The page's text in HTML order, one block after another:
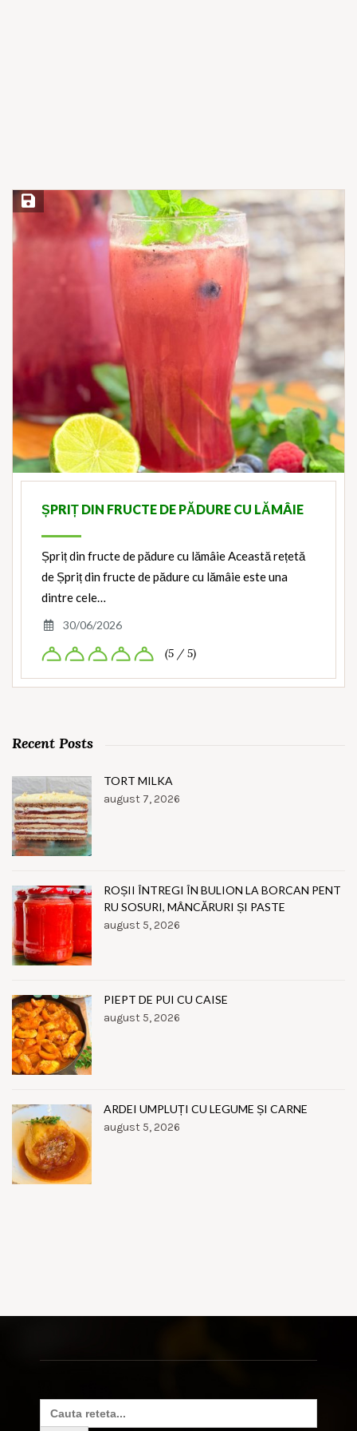
Save Recipe
ȘPRIȚ DIN FRUCTE DE PĂDURE CU LĂMÂIE
Șpriț din fructe de pădure cu lămâie Această rețetă
de Șpriț din fructe de pădure cu lămâie este una
dintre cele…
30/06/2026
(5 / 5)
Recent Posts
TORT MILKA
august 7, 2026
ROȘII ÎNTREGI ÎN BULION LA BORCAN PENT
RU SOSURI, MÂNCĂRURI ȘI PASTE
august 5, 2026
PIEPT DE PUI CU CAISE
august 5, 2026
ARDEI UMPLUȚI CU LEGUME ȘI CARNE
august 5, 2026
Search
for: